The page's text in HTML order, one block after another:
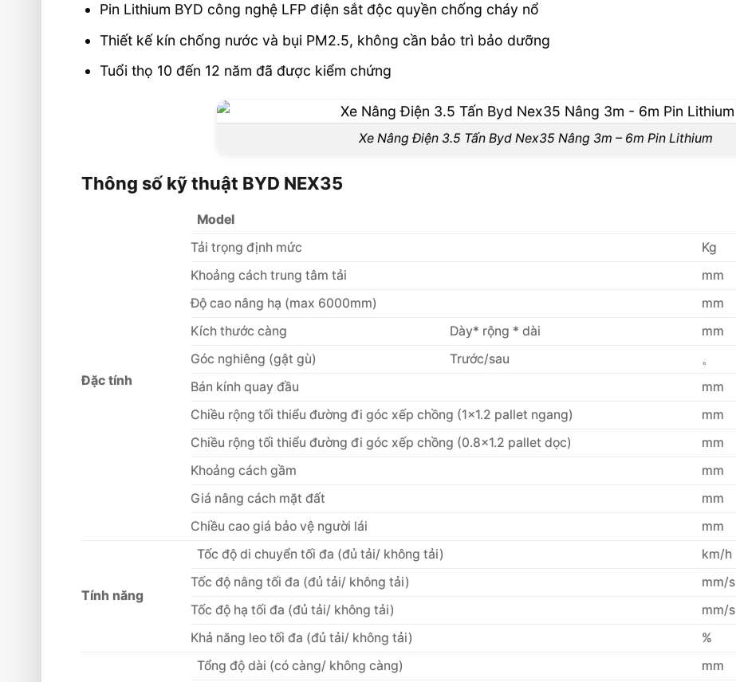
Pin Lithium BYD công nghệ LFP điện sắt độc quyền chống cháy nổ
Thiết kế kín chống nước và bụi PM2.5, không cần bảo trì bảo dưỡng
Tuổi thọ 10 đến 12 năm đã được kiểm chứng
Xe Nâng Điện 3.5 Tấn Byd Nex35 Nâng 3m – 6m Pin Lithium
Thông số kỹ thuật BYD NEX35
Đặc tính
Model
Tải trọng định mức
Kg
Khoảng cách trung tâm tải
mm
Độ cao nâng hạ (max 6000mm)
mm
Kích thước càng
Dày* rộng * dài mm
Góc nghiêng (gật gù)
Trước/sau 。
Bán kính quay đầu
mm
Chiều rộng tối thiểu đường đi góc xếp chồng (1×1.2 pallet ngang)
mm
Chiều rộng tối thiểu đường đi góc xếp chồng (0.8×1.2 pallet dọc)
mm
Khoảng cách gầm
mm
Giá nâng cách mặt đất
mm
Chiều cao giá bảo vệ người lái
mm
Tính năng
Tốc độ di chuyển tối đa (đủ tải/ không tải) km/h
Tốc độ nâng tối đa (đủ tải/ không tải)
mm/s
Tốc độ hạ tối đa (đủ tải/ không tải)
mm/s
Khả năng leo tối đa (đủ tải/ không tải)
%
Tổng độ dài (có càng/ không càng)
mm